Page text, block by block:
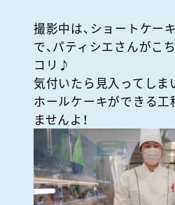
撮影中は、ショートケー
で、パティシエさんがこ
コリ♪
気付いたら見入ってしま
ホールケーキができる工
ませんよ！